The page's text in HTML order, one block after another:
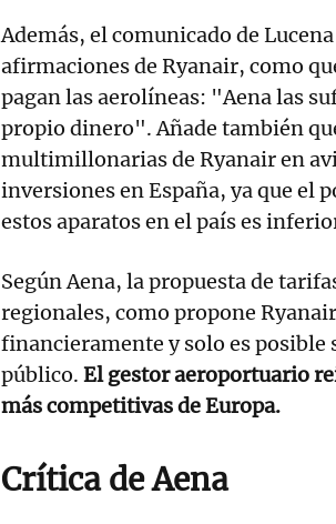
Además, el comunicado de
afirmaciones de Ryanair, como
pagan las aerolíneas: "Aena las
propio dinero". Añade también
multimillonarias de Ryanair en
inversiones en España, ya que el
estos aparatos en el país es
Según Aena, la propuesta de
regionales, como propone
financieramente y solo es posible
público. El gestor aeroportuario
más competitivas de Europa.
Crítica de Aena